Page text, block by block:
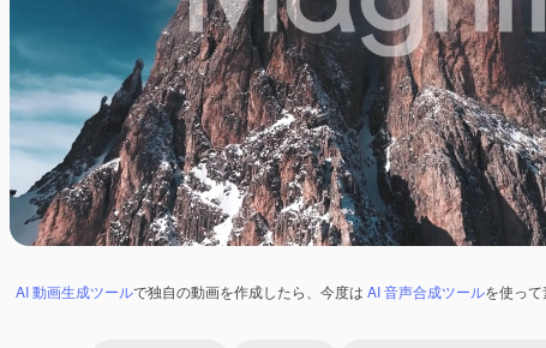
AI 動画生成ツールで独自の動画を作成したら、今度は AI 音声合成ツールを使って